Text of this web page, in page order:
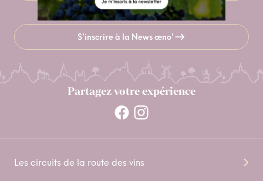
S’inscrire à la News œno’
Partagez votre expérience
Les circuits de la route des vins